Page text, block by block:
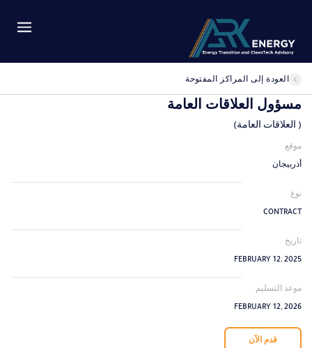
العودة إلى المراكز المفتوحة
مسؤول العلاقات العامة
( العلاقات العامة)
موقع
أذربيجان
نوع
CONTRACT
تاريخ
FEBRUARY 12, 2025
موعد التسليم
FEBRUARY 12, 2026
قدم الآن